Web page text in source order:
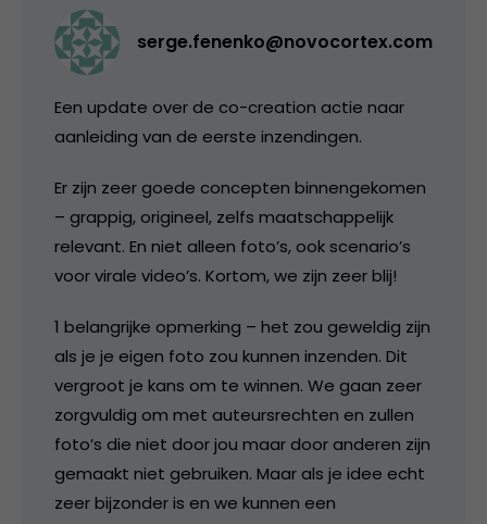
serge.fenenko@novocortex.com
Een update over de co-creation actie naar
aanleiding van de eerste inzendingen.
Er zijn zeer goede concepten binnengekomen
– grappig, origineel, zelfs maatschappelijk
relevant. En niet alleen foto’s, ook scenario’s
voor virale video’s. Kortom, we zijn zeer blij!
1 belangrijke opmerking – het zou geweldig zijn
als je je eigen foto zou kunnen inzenden. Dit
vergroot je kans om te winnen. We gaan zeer
zorgvuldig om met auteursrechten en zullen
foto’s die niet door jou maar door anderen zijn
gemaakt niet gebruiken. Maar als je idee echt
zeer bijzonder is en we kunnen een